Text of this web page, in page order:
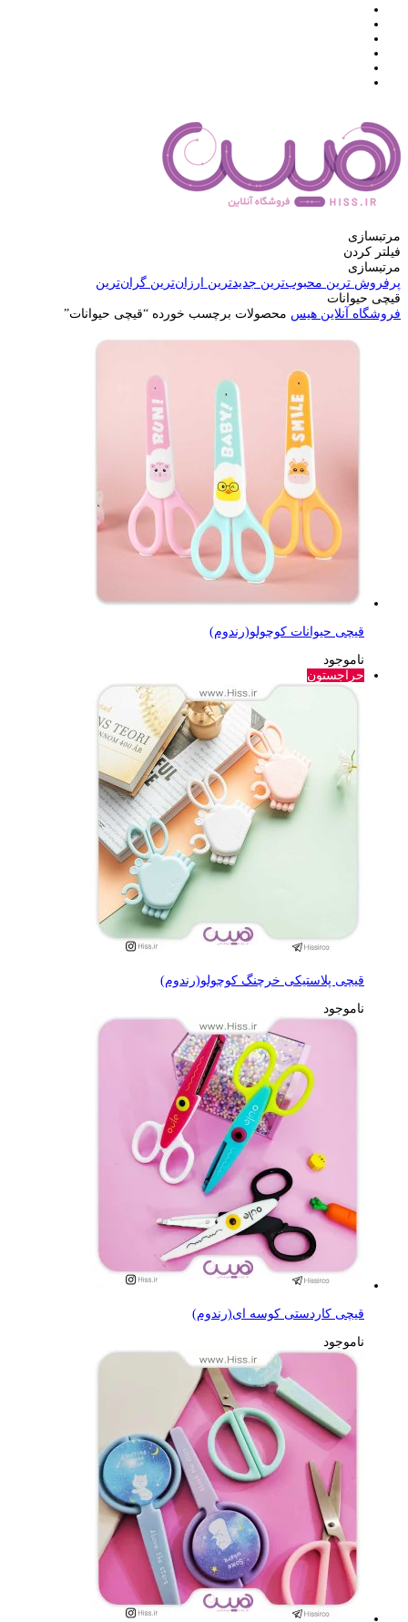
مرتبسازی
فیلتر کردن
مرتبسازی
پرفروش ترین محبوب‌ترین جدیدترین ارزان‌ترین گران‌ترین
قیچی حیوانات
فروشگاه آنلاین هیس محصولات برچسب خورده “قیچی حیوانات”
قیچی حیوانات کوچولو(رندوم)
ناموجود
حراجستون
قیچی پلاستیکی خرچنگ کوچولو(رندوم)
ناموجود
قیچی کاردستی کوسه ای(رندوم)
ناموجود